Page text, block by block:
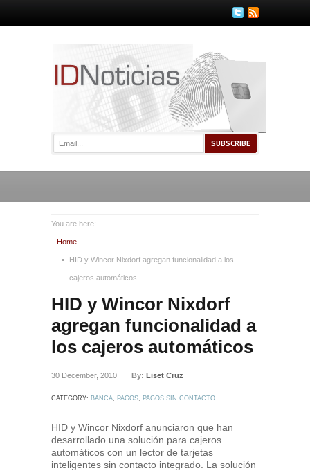
You are here:
Home
HID y Wincor Nixdorf agregan funcionalidad a los
cajeros automáticos
HID y Wincor Nixdorf
agregan funcionalidad a
los cajeros automáticos
30 December, 2010 By: Liset Cruz
CATEGORY: BANCA, PAGOS, PAGOS SIN CONTACTO
HID y Wincor Nixdorf anunciaron que han
desarrollado una solución para cajeros
automáticos con un lector de tarjetas
inteligentes sin contacto integrado. La solución